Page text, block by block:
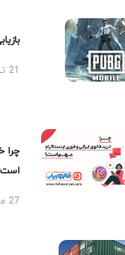
چرا
است؟
27 مرداد 1404